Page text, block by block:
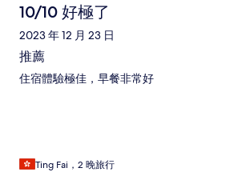
10/10 好極了
2023 年 12 月 23 日
推薦
住宿體驗極佳，早餐非常好
Ting Fai，2 晚旅行